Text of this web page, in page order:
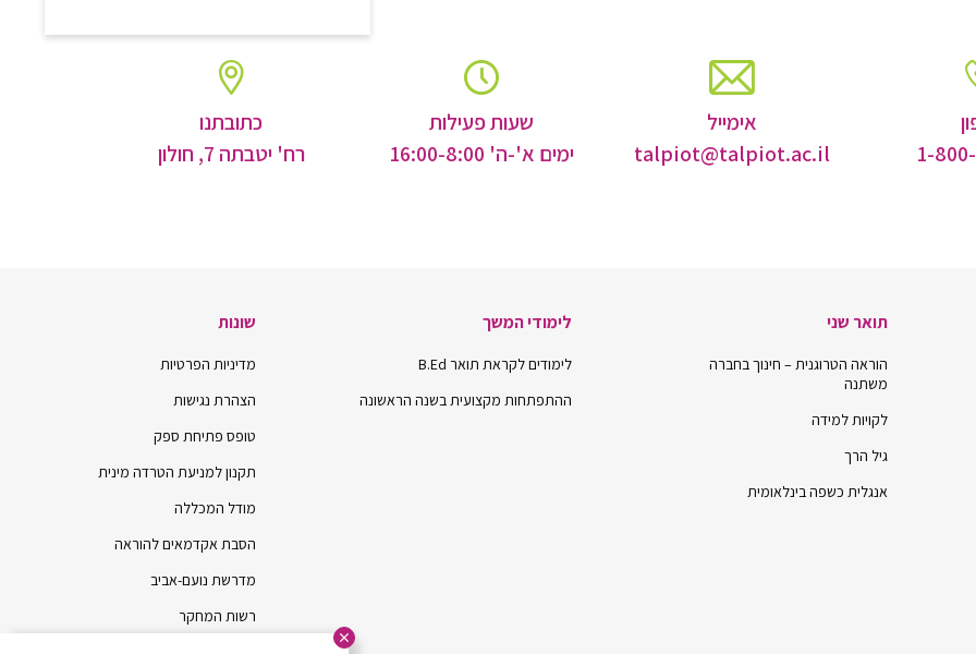
1-
אימייל
talpiot@talpiot.ac.il
שעות פעילות
ימים א'-ה' 16:00-8:00
כתובתנו
רח' יטבתה 7, חולון
תואר שני
הוראה הטרוגנית – חינוך בחברה
משתנה
לקויות למידה
גיל הרך
אנגלית כשפה בינלאומית
לימודי המשך
לימודים לקראת תואר B.Ed
ההתפתחות מקצועית בשנה הראשונה
שונות
מדיניות הפרטיות
הצהרת נגישות
טופס פתיחת ספק
תקנון למניעת הטרדה מינית
מודל המכללה
הסבת אקדמאים להוראה
מדרשת נועם-אביב
רשות המחקר